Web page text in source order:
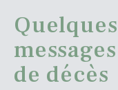
de décès